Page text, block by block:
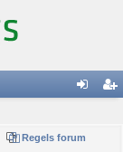
in
Regels forum